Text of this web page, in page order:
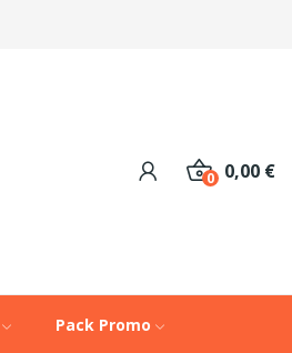
0,00 €
0
Pack Promo